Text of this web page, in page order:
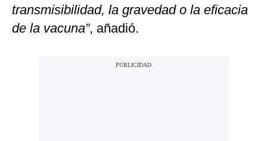
transmisibilidad, la gravedad o la eficacia
de la vacuna”, añadió.